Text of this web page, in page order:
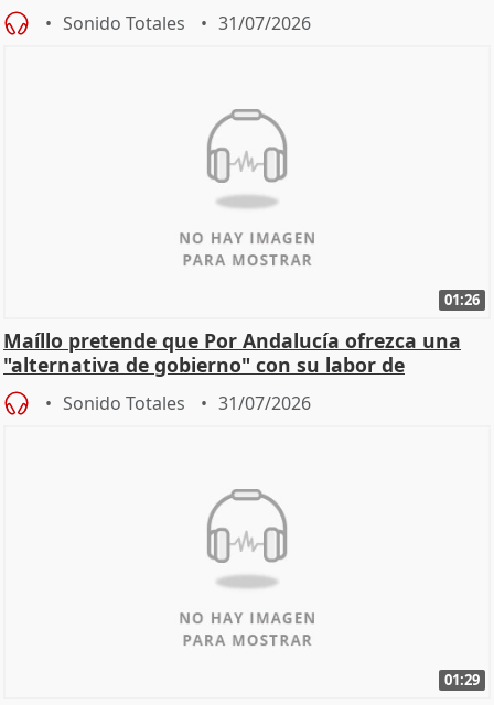
Sonido Totales 31/07/2026
01:26
Maíllo pretende que Por Andalucía ofrezca una
"alternativa de gobierno" con su labor de
oposición
Sonido Totales 31/07/2026
01:29